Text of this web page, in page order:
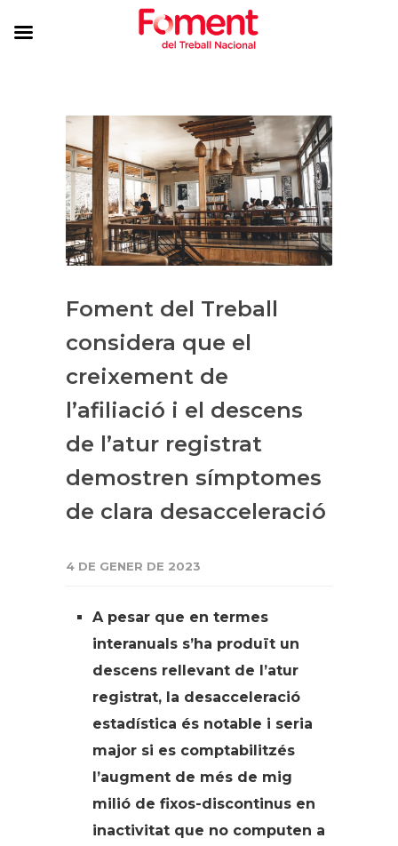
Foment del Treball
considera que el
creixement de
l’afiliació i el descens
de l’atur registrat
demostren símptomes
de clara desacceleració
4 DE GENER DE 2023
A pesar que en termes
interanuals s’ha produït un
descens rellevant de l’atur
registrat, la desacceleració
estadística és notable i seria
major si es comptabilitzés
l’augment de més de mig
milió de fixos-discontinus en
inactivitat que no computen a